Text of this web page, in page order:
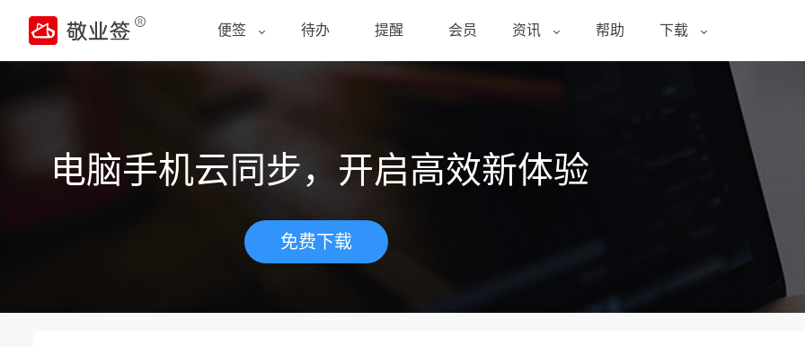
便签 待办 提醒 会员 资讯 帮助 下载
电脑手机云同步，开启高效新体验
免费下载